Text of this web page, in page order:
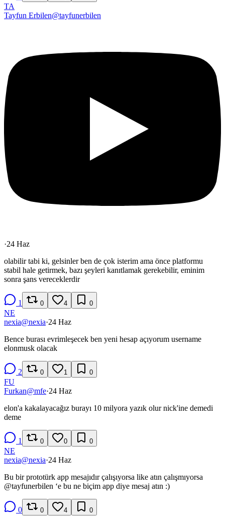
TA
Tayfun Erbilen@tayfunerbilen
·24 Haz
olabilir tabi ki, gelsinler ben de çok isterim ama önce platformu
stabil hale getirmek, bazı şeyleri kanıtlamak gerekebilir, eminim
sonra şans vereceklerdir
1 0 4 0
NE
nexia@nexia·24 Haz
Bence burası evrimleşecek ben yeni hesap açıyorum username
elonmusk olacak
2 0 1 0
FU
Furkan@mfe·24 Haz
elon'a kakalayacağız burayı 10 milyora yazık olur nick'ine demedi
deme
1 0 0 0
NE
nexia@nexia·24 Haz
Bu bir prototürk app mesajıdır çalışıyorsa like atın çalışmıyorsa
@tayfunerbilen ‘e bu ne biçim app diye mesaj atın :)
0 0 4 0